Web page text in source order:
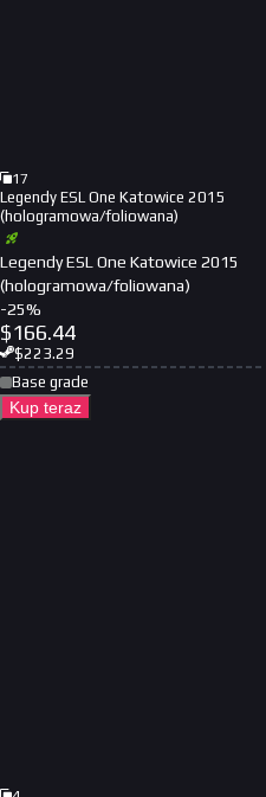
17
Legendy ESL One Katowice 2015
(hologramowa/foliowana)
Legendy ESL One Katowice 2015
(hologramowa/foliowana)
-25%
$166.44
$223.29
Base grade
Kup teraz